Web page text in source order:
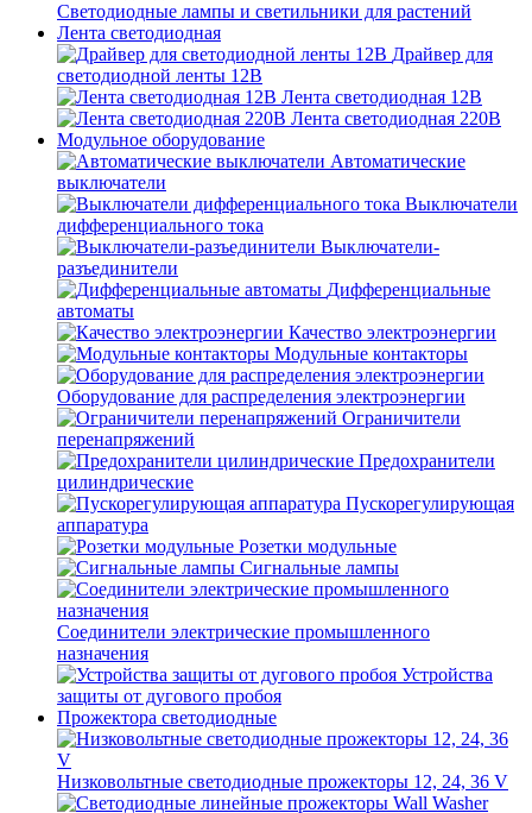
Светодиодные лампы и светильники для растений
Лента светодиодная
Драйвер для
светодиодной ленты 12В
Лента светодиодная 12В
Лента светодиодная 220В
Модульное оборудование
Автоматические
выключатели
Выключатели
дифференциального тока
Выключатели-
разъединители
Дифференциальные
автоматы
Качество электроэнергии
Модульные контакторы
Оборудование для распределения электроэнергии
Ограничители
перенапряжений
Предохранители
цилиндрические
Пускорегулирующая
аппаратура
Розетки модульные
Сигнальные лампы
Соединители электрические промышленного
назначения
Устройства
защиты от дугового пробоя
Прожектора светодиодные
Низковольтные светодиодные прожекторы 12, 24, 36 V